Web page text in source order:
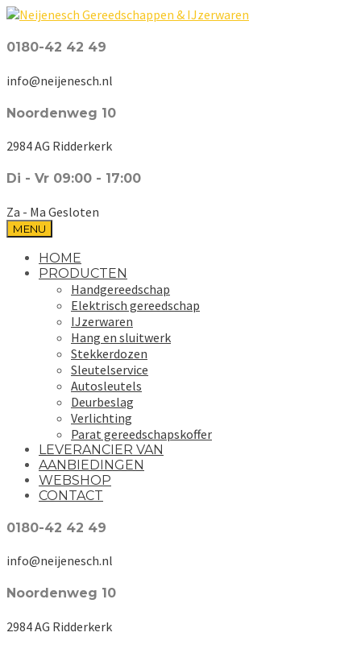
0180-42 42 49
info@neijenesch.nl
Noordenweg 10
2984 AG Ridderkerk
Di - Vr 09:00 - 17:00
Za - Ma Gesloten
MENU
HOME
PRODUCTEN
Handgereedschap
Elektrisch gereedschap
IJzerwaren
Hang en sluitwerk
Stekkerdozen
Sleutelservice
Autosleutels
Deurbeslag
Verlichting
Parat gereedschapskoffer
LEVERANCIER VAN
AANBIEDINGEN
WEBSHOP
CONTACT
0180-42 42 49
info@neijenesch.nl
Noordenweg 10
2984 AG Ridderkerk